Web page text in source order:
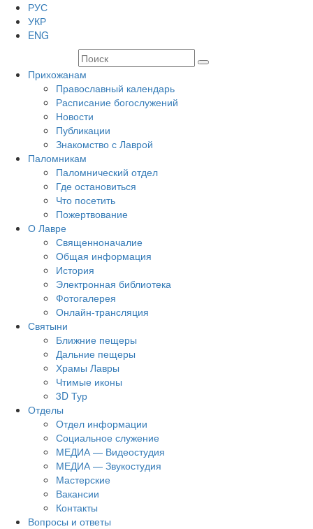
РУС
УКР
ENG
Прихожанам
Православный календарь
Расписание богослужений
Новости
Публикации
Знакомство с Лаврой
Паломникам
Паломнический отдел
Где остановиться
Что посетить
Пожертвование
О Лавре
Священноначалие
Общая информация
История
Электронная библиотека
Фотогалерея
Онлайн-трансляция
Святыни
Ближние пещеры
Дальние пещеры
Храмы Лавры
Чтимые иконы
3D Тур
Отделы
Отдел информации
Социальное служение
МЕДИА — Видеостудия
МЕДИА — Звукостудия
Мастерские
Вакансии
Контакты
Вопросы и ответы